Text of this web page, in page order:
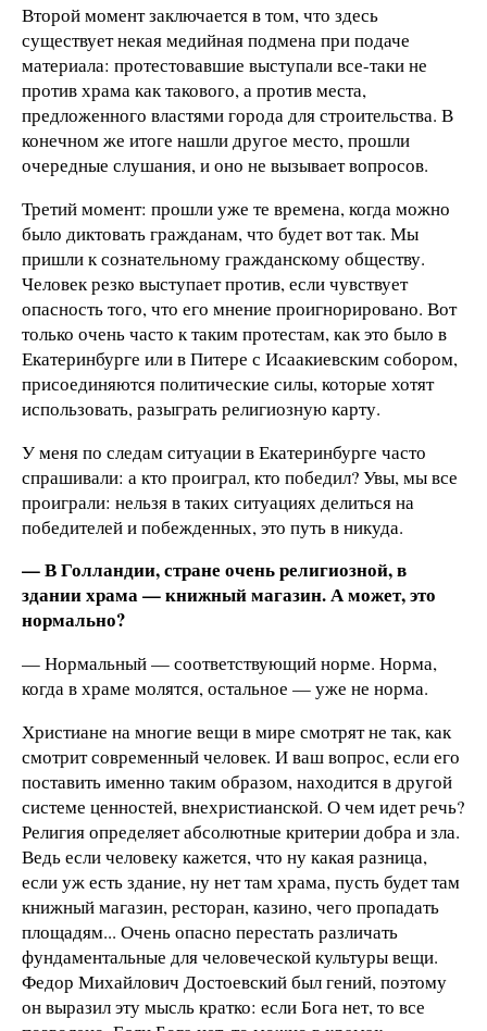
Второй момент заключается в том, что здесь
существует некая медийная подмена при подаче
материала: протестовавшие выступали все-таки не
против храма как такового, а против места,
предложенного властями города для строительства. В
конечном же итоге нашли другое место, прошли
очередные слушания, и оно не вызывает вопросов.
Третий момент: прошли уже те времена, когда можно
было диктовать гражданам, что будет вот так. Мы
пришли к сознательному гражданскому обществу.
Человек резко выступает против, если чувствует
опасность того, что его мнение проигнорировано. Вот
только очень часто к таким протестам, как это было в
Екатеринбурге или в Питере с Исаакиевским собором,
присоединяются политические силы, которые хотят
использовать, разыграть религиозную карту.
У меня по следам ситуации в Екатеринбурге часто
спрашивали: а кто проиграл, кто победил? Увы, мы все
проиграли: нельзя в таких ситуациях делиться на
победителей и побежденных, это путь в никуда.
— В Голландии, стране очень религиозной, в
здании храма — книжный магазин. А может, это
нормально?
— Нормальный — соответствующий норме. Норма,
когда в храме молятся, остальное — уже не норма.
Христиане на многие вещи в мире смотрят не так, как
смотрит современный человек. И ваш вопрос, если его
поставить именно таким образом, находится в другой
системе ценностей, внехристианской. О чем идет речь?
Религия определяет абсолютные критерии добра и зла.
Ведь если человеку кажется, что ну какая разница,
если уж есть здание, ну нет там храма, пусть будет там
книжный магазин, ресторан, казино, чего пропадать
площадям... Очень опасно перестать различать
фундаментальные для человеческой культуры вещи.
Федор Михайлович Достоевский был гений, поэтому
он выразил эту мысль кратко: если Бога нет, то все